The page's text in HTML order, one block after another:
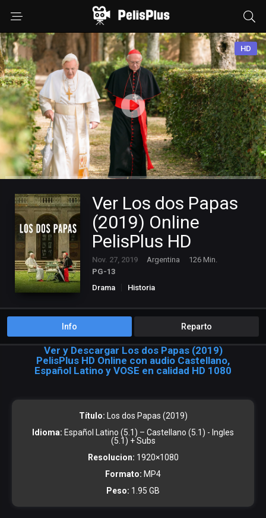
HD
Ver Los dos Papas
(2019) Online
PelisPlus HD
Nov. 27, 2019 Argentina
126 Min.
PG-13
Drama
Historia
Info Reparto
Ver y Descargar Los dos Papas (2019)
PelisPlus HD Online con audio Castellano,
Español Latino y VOSE en calidad HD 1080
Título: Los dos Papas (2019)
Idioma: Español Latino (5.1) – Castellano (5.1) - Ingles
(5.1) + Subs
Resolucion: 1920×1080
Formato: MP4
Peso: 1.95 GB